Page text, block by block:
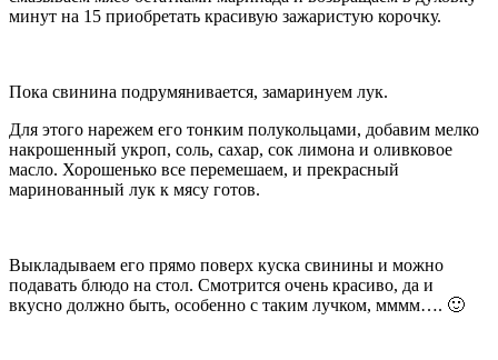
минут на 15 приобретать красивую зажаристую корочку.
Пока свинина подрумянивается, замаринуем лук.
Для этого нарежем его тонким полукольцами, добавим мелко
накрошенный укроп, соль, сахар, сок лимона и оливковое
масло. Хорошенько все перемешаем, и прекрасный
маринованный лук к мясу готов.
Выкладываем его прямо поверх куска свинины и можно
подавать блюдо на стол. Смотрится очень красиво, да и
вкусно должно быть, особенно с таким лучком, мммм…. 🙂